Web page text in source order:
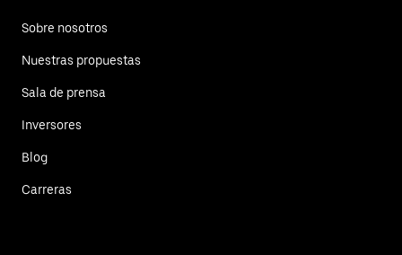
Sobre nosotros
Nuestras propuestas
Sala de prensa
Inversores
Blog
Carreras